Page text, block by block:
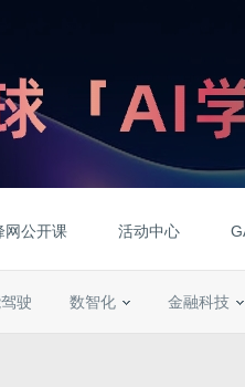
网公开课 活动中心
驶 数智化 金融科技